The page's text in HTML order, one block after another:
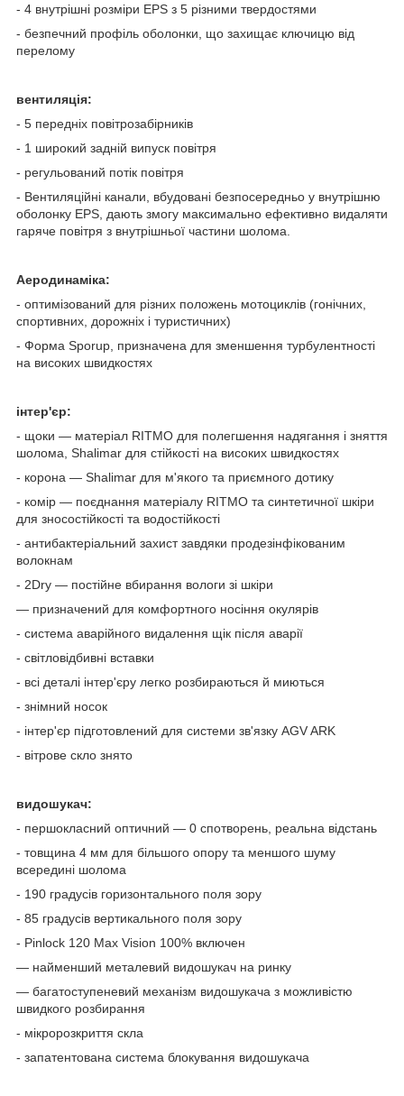
- 4 внутрішні розміри EPS з 5 різними твердостями
- безпечний профіль оболонки, що захищає ключицю від
перелому
вентиляція:
- 5 передніх повітрозабірників
- 1 широкий задній випуск повітря
- регульований потік повітря
- Вентиляційні канали, вбудовані безпосередньо у внутрішню
оболонку EPS, дають змогу максимально ефективно видаляти
гаряче повітря з внутрішньої частини шолома.
Аеродинаміка:
- оптимізований для різних положень мотоциклів (гонічних,
спортивних, дорожніх і туристичних)
- Форма Sporup, призначена для зменшення турбулентності
на високих швидкостях
інтер'єр:
- щоки — матеріал RITMO для полегшення надягання і зняття
шолома, Shalimar для стійкості на високих швидкостях
- корона — Shalimar для м'якого та приємного дотику
- комір — поєднання матеріалу RITMO та синтетичної шкіри
для зносостійкості та водостійкості
- антибактеріальний захист завдяки продезінфікованим
волокнам
- 2Dry — постійне вбирання вологи зі шкіри
— призначений для комфортного носіння окулярів
- система аварійного видалення щік після аварії
- світловідбивні вставки
- всі деталі інтер'єру легко розбираються й миються
- знімний носок
- інтер'єр підготовлений для системи зв'язку AGV ARK
- вітрове скло знято
видошукач:
- першокласний оптичний — 0 спотворень, реальна відстань
- товщина 4 мм для більшого опору та меншого шуму
всередині шолома
- 190 градусів горизонтального поля зору
- 85 градусів вертикального поля зору
- Pinlock 120 Max Vision 100% включен
— найменший металевий видошукач на ринку
— багатоступеневий механізм видошукача з можливістю
швидкого розбирання
- мікророзкриття скла
- запатентована система блокування видошукача